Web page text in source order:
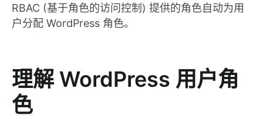
RBAC (基于角色的访问控制) 提供的角色自动为用
户分配 WordPress 角色。
理解 WordPress 用户角
色